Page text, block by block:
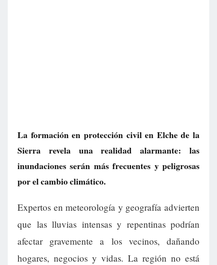
La formación en protección civil en Elche de la
Sierra revela una realidad alarmante: las
inundaciones serán más frecuentes y peligrosas
por el cambio climático.
Expertos en meteorología y geografía advierten
que las lluvias intensas y repentinas podrían
afectar gravemente a los vecinos, dañando
hogares, negocios y vidas. La región no está